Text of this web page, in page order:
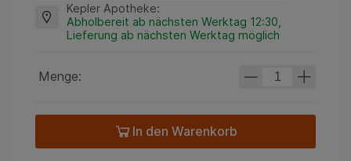
Kepler Apotheke:
Abholbereit ab nächsten Werktag 12:30,
Lieferung ab nächsten Werktag möglich
Menge:
In den Warenkorb